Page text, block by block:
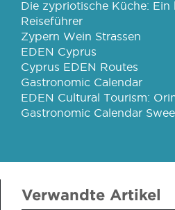
Die zypriotische Küche: Ein
Reiseführer
Zypern Wein Strassen
EDEN Cyprus
Cyprus EDEN Routes
Gastronomic Calendar
EDEN Cultural Tourism:
Gastronomic Calendar
Verwandte Artikel